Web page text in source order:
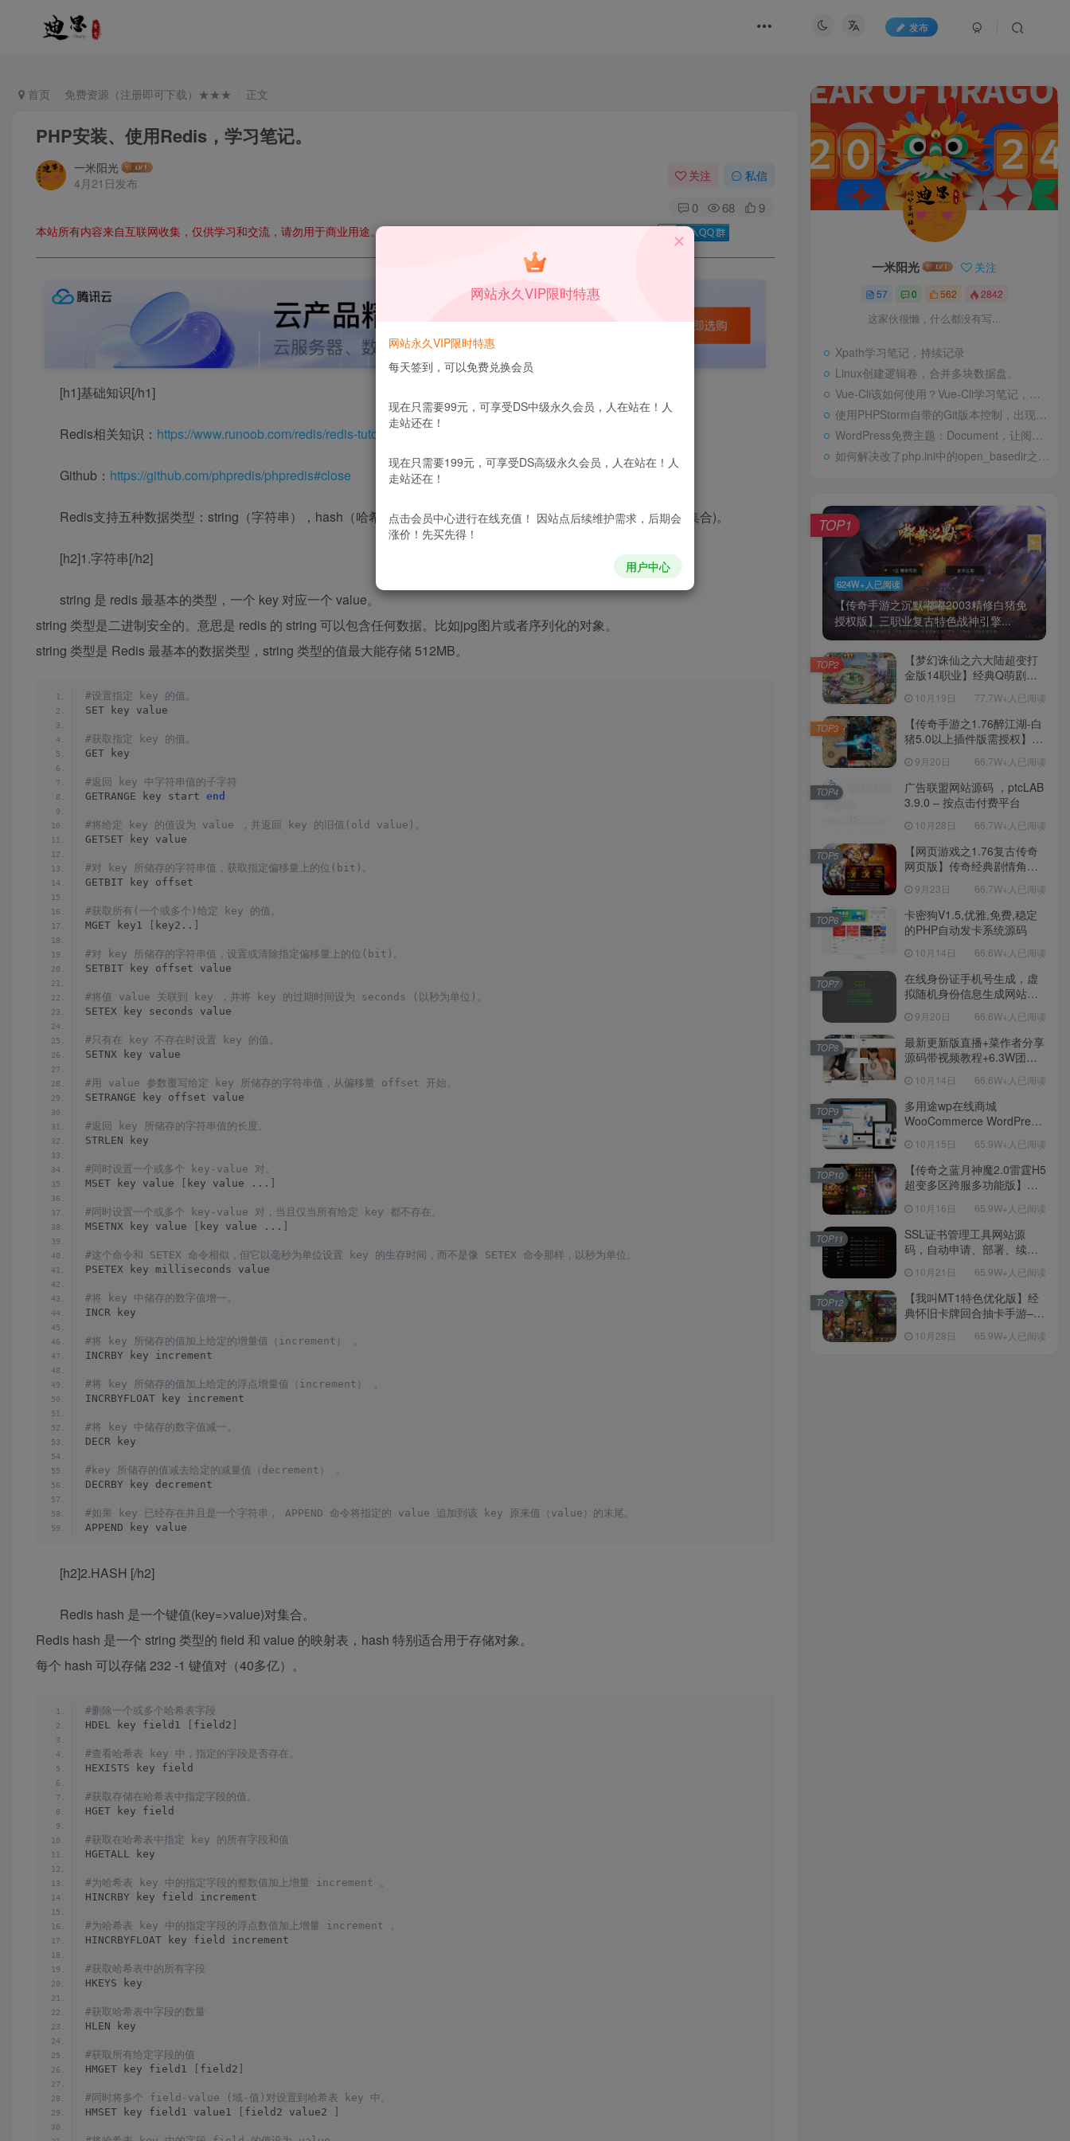
发布
首页 免费资源（注册即可下载）★★★ 正文
PHP安装、使用Redis，学习笔记。
一米阳光
4月21日发布
关注 私信
0 68 9
本站所有内容来自互联网收集，仅供学习和交流，请勿用于商业用途。如有侵权、不妥之处，请第一时间联系我们删除！Q群：
[h1]基础知识[/h1]
Redis相关知识： https://www.runoob.com/redis/redis-tutorial.html
Github： https://github.com/phpredis/phpredis#close
Redis支持五种数据类型：string（字符串），hash（哈希），list（列表），set（集合）及zset(sorted set：有序集合)。
[h2]1.字符串[/h2]
string 是 redis 最基本的类型，一个 key 对应一个 value。
string 类型是二进制安全的。意思是 redis 的 string 可以包含任何数据。比如jpg图片或者序列化的对象。
string 类型是 Redis 最基本的数据类型，string 类型的值最大能存储 512MB。
#设置指定 key 的值。
SET key value
#获取指定 key 的值。
GET key
#返回 key 中字符串值的子字符
GETRANGE key start end
#将给定 key 的值设为 value ，并返回 key 的旧值(old value)。
GETSET key value
#对 key 所储存的字符串值，获取指定偏移量上的位(bit)。
GETBIT key offset
#获取所有(一个或多个)给定 key 的值。
MGET key1
key2..
#对 key 所储存的字符串值，设置或清除指定偏移量上的位(bit)。
SETBIT key offset value
#将值 value 关联到 key ，并将 key 的过期时间设为 seconds (以秒为单位)。
SETEX key seconds value
#只有在 key 不存在时设置 key 的值。
SETNX key value
#用 value 参数覆写给定 key 所储存的字符串值，从偏移量 offset 开始。
SETRANGE key offset value
#返回 key 所储存的字符串值的长度。
STRLEN key
#同时设置一个或多个 key-value 对。
MSET key value
key value ...
#同时设置一个或多个 key-value 对，当且仅当所有给定 key 都不存在。
MSETNX key value
key value ...
#这个命令和 SETEX 命令相似，但它以毫秒为单位设置 key 的生存时间，而不是像 SETEX 命令那样，以秒为单位。
PSETEX key milliseconds value
#将 key 中储存的数字值增一。
INCR key
#将 key 所储存的值加上给定的增量值（increment） 。
INCRBY key increment
#将 key 所储存的值加上给定的浮点增量值（increment） 。
INCRBYFLOAT key increment
#将 key 中储存的数字值减一。
DECR key
#key 所储存的值减去给定的减量值（decrement） 。
DECRBY key decrement
#如果 key 已经存在并且是一个字符串， APPEND 命令将指定的 value 追加到该 key 原来值（value）的末尾。
APPEND key value
[h2]2.HASH [/h2]
Redis hash 是一个键值(key=>value)对集合。
Redis hash 是一个 string 类型的 field 和 value 的映射表，hash 特别适合用于存储对象。
每个 hash 可以存储 232 -1 键值对（40多亿）。
#删除一个或多个哈希表字段
HDEL key field1
field2
#查看哈希表 key 中，指定的字段是否存在。
HEXISTS key field
#获取存储在哈希表中指定字段的值。
HGET key field
#获取在哈希表中指定 key 的所有字段和值
HGETALL key
#为哈希表 key 中的指定字段的整数值加上增量 increment 。
HINCRBY key field increment
#为哈希表 key 中的指定字段的浮点数值加上增量 increment 。
HINCRBYFLOAT key field increment
#获取哈希表中的所有字段
HKEYS key
#获取哈希表中字段的数量
HLEN key
#获取所有给定字段的值
HMGET key field1
field2
#同时将多个 field-value (域-值)对设置到哈希表 key 中。
HMSET key field1 value1
field2 value2
一米阳光 关注
57 0 562 2842
这家伙很懒，什么都没有写...
Xpath学习笔记，持续记录
Linux创建逻辑卷，合并多块数据盘。
Vue-Cli该如何使用？Vue-Cli学习笔记，持续记录
使用PHPStorm自带的Git版本控制，出现Git.exe占用内存过高
WordPress免费主题：Document，让阅读变得更加方便
如何解决改了php.ini中的open_basedir之后仍然报open_basedir restriction错误的问题？
624W+人已阅读
【传奇手游之沉默嘟嘟2003精修白猪免
授权版】三职业复古特色战神引擎...
TOP1
【梦幻诛仙之六大陆超变打
金版14职业】经典Q萌剧情
Linux服务端源码视频架设教
程-新版多功能GM网页后台
工具-安卓苹果IOS双端版
本！
10月19日 77.7W+人已阅读
TOP2
【传奇手游之1.76醉江湖-白
猪5.0以上插件版需授权】三
手游-Win服务端源码视频架
设教程-新版GM多功能网页
授权物品后台-九层妖塔-法宠
系统-历练殿堂-尸家重地-GM
直冲网页后台-安卓苹果IOS
双端版本！
9月20日 66.7W+人已阅读
TOP3
广告联盟网站源码 ，ptcLAB
3.9.0 – 按点击付费平台
10月28日 66.7W+人已阅读
TOP4
【网页游戏之1.76复古传奇
网页版】传奇经典剧情角色
Win服务端源码视频架设教
程！
9月23日 66.7W+人已阅读
TOP5
卡密狗V1.5,优雅,免费,稳定
的PHP自动发卡系统源码
10月14日 66.6W+人已阅读
TOP6
在线身份证手机号生成，虚
拟随机身份信息生成网站源
9月20日 66.6W+人已阅读
TOP7
最新更新版直播+菜作者分享
源码带视频教程+6.3W团购
【源码+教程】
10月14日 66.6W+人已阅读
TOP8
多用途wp在线商城
WooCommerce WordPress
10月15日 65.9W+人已阅读
TOP9
【传奇之蓝月神魔2.0雷霆H5
超变多区跨服多功能版】三
理单机一键即玩镜像端-打包
Linux服务端源码-视频架设
教程
10月16日 65.9W+人已阅读
TOP10
SSL证书管理工具网站源
码，自动申请、部署、续期
10月21日 65.9W+人已阅读
TOP11
【我叫MT1特色优化版】经
典怀旧卡牌回合抽卡手游–打
教程-多功能GM后台工具-网
10月28日 65.9W+人已阅读
TOP12
网站永久VIP限时特惠
网站永久VIP限时特惠
每天签到，可以免费兑换会员
现在只需要99元，可享受DS中级永久会员，人在站在！人
走站还在！
现在只需要199元，可享受DS高级永久会员，人在站在！人
走站还在！
点击会员中心进行在线充值！ 因站点后续维护需求，后期会
涨价！先买先得！
用户中心